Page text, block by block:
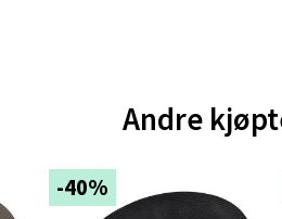
Andre
-40%
Orkanger, Orkdalsveien 113,